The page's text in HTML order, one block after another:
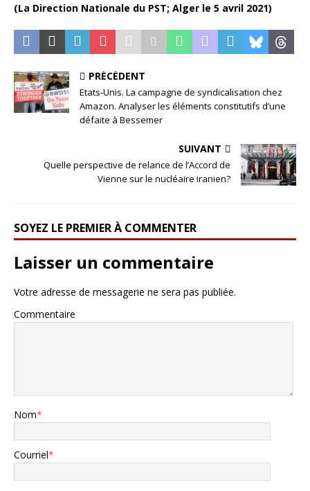
(La Direction Nationale du PST; Alger le 5 avril 2021)
PRÉCÉDENT
Etats-Unis. La campagne de syndicalisation chez
Amazon. Analyser les éléments constitutifs d’une
défaite à Bessemer
SUIVANT
Quelle perspective de relance de l’Accord de
Vienne sur le nucléaire iranien?
SOYEZ LE PREMIER À COMMENTER
Laisser un commentaire
Votre adresse de messagerie ne sera pas publiée.
Commentaire
Nom*
Courriel*